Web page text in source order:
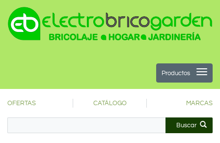
Productos
OFERTAS CATÁLOGO MARCAS
Buscar